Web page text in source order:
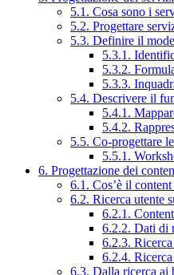
5.1. Cosa sono i
5.2. Progettare
5.3. Definire il
5.3.1.
5.3.2.
5.3.3.
5.4. Descrivere il
5.4.1.
5.4.2.
5.5. Co-progettare
5.5.1.
6. Progettazione dei
6.1. Cos’è il content
6.2. Ricerca utente
6.2.1.
6.2.2. Dati di
6.2.3.
6.2.4.
6.3. Dalla ricerca ai